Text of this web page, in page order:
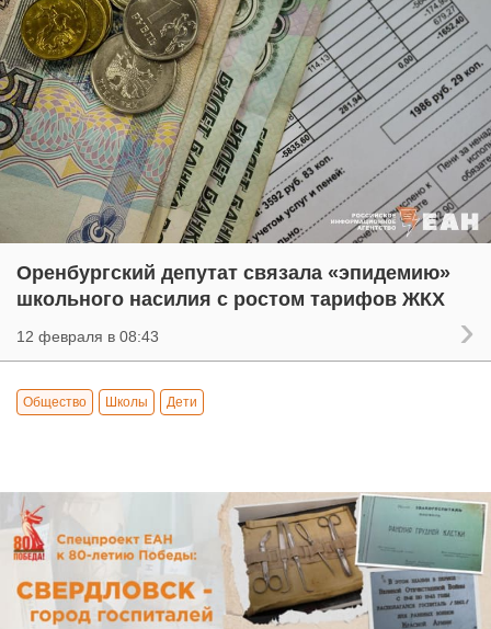
Оренбургский депутат связала «эпидемию»
школьного насилия с ростом тарифов ЖКХ
12 февраля в 08:43
Общество Школы Дети